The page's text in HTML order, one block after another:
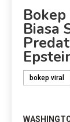
Biasa
bokep viral